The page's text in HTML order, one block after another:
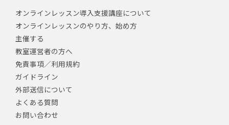
オンラインレッスン導入支援講座について
オンラインレッスンのやり方、始め方
主催する
教室運営者の方へ
免責事項／利用規約
ガイドライン
外部送信について
よくある質問
お問い合わせ